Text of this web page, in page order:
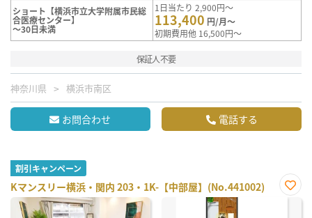
ショート【横浜市立大学附属市民総
合医療センター】
～30日未満
1日当たり 2,900円～
113,400 円/月～
初期費用他 16,500円～
保証人不要
神奈川県 横浜市南区
お問合わせ 電話する
割引キャンペーン
Kマンスリー横浜・関内 203・1K-【中部屋】(No.441002)
お気